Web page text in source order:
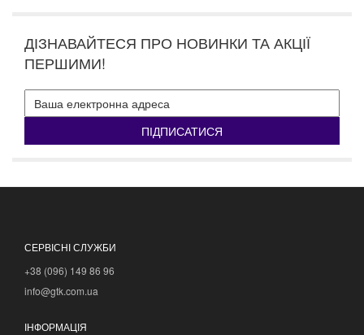
ДІЗНАВАЙТЕСЯ ПРО НОВИНКИ ТА АКЦІЇ
ПЕРШИМИ!
ПІДПИСАТИСЯ
СЕРВІСНІ СЛУЖБИ
+38 (096) 149 86 96
info@gtk.com.ua
ІНФОРМАЦІЯ